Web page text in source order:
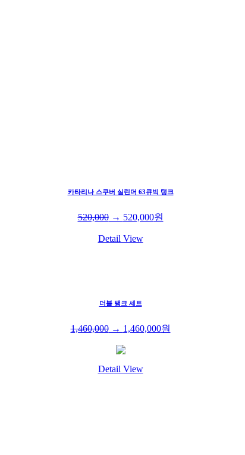
카타리나 스쿠버 실린더 63큐빅 탱크
520,000→ 520,000원
Detail View
더블 탱크 세트
1,460,000→ 1,460,000원
Detail View